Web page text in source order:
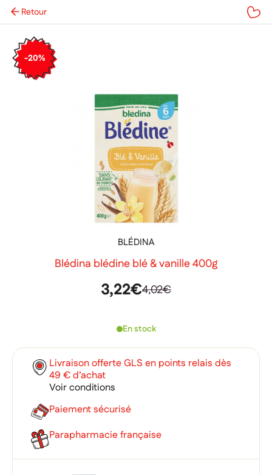
Retour
BLÉDINA
Blédina blédine blé & vanille 400g
3,22€4,02€
En stock
Livraison offerte GLS en points relais dès
49 € d’achat
Voir conditions
Paiement sécurisé
Parapharmacie française
-20%